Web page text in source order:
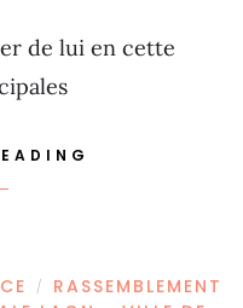
de lui en cette
/
RASSEMBLEMENT